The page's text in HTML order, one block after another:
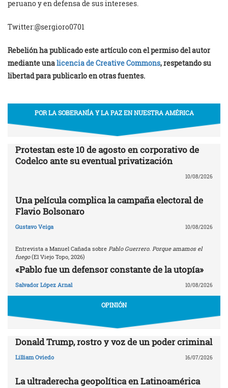
peruano y en defensa de sus intereses.
Twitter:@sergioro0701
Rebelión ha publicado este artículo con el permiso del autor
mediante unalicencia de Creative Commons, respetando su
libertad para publicarlo en otras fuentes.
POR LA SOBERANÍA Y LA PAZ EN NUESTRA AMÉRICA
Protestan este 10 de agosto en corporativo de
Codelco ante su eventual privatización
10/08/2026
Una película complica la campaña electoral de
Flavio Bolsonaro
Gustavo Veiga 10/08/2026
Entrevista a Manuel Cañada sobre Pablo Guerrero. Porque amamos el
fuego(El Viejo Topo, 2026)
«Pablo fue un defensor constante de la utopía»
Salvador López Arnal 10/08/2026
OPINIÓN
Donald Trump, rostro y voz de un poder criminal
Lilliam Oviedo 16/07/2026
La ultraderecha geopolítica en Latinoamérica